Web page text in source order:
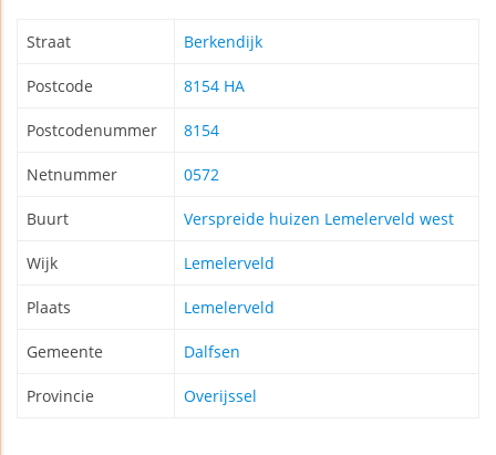
Straat Berkendijk
Postcode 8154 HA
Postcodenummer 8154
Netnummer 0572
Buurt Verspreide huizen Lemelerveld west
Wijk Lemelerveld
Plaats Lemelerveld
Gemeente Dalfsen
Provincie Overijssel